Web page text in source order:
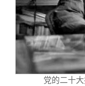
党的二十